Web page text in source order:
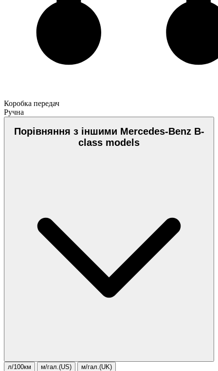
Коробка передач
Ручна
Порівняння з іншими Mercedes-Benz B-
class models
л/100км м/гал.(US) м/гал.(UK)